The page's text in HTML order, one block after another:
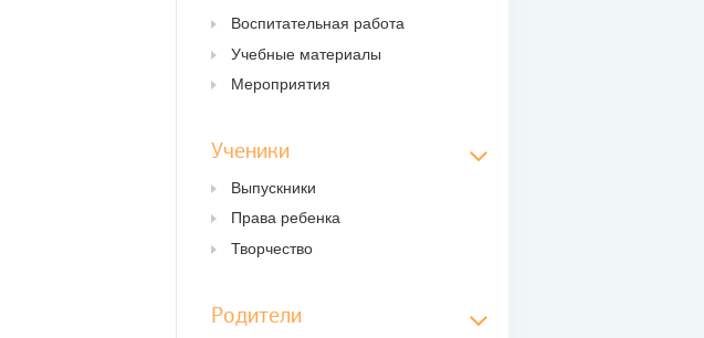
Воспитательная работа
Учебные материалы
Мероприятия
Ученики
Выпускники
Права ребенка
Творчество
Родители